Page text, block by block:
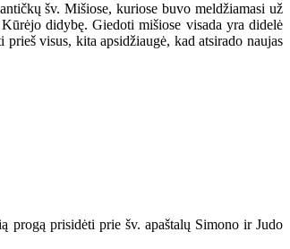
šv. Mišiose, kuriose buvo meldžiamasi už
didybę. Giedoti mišiose visada yra didelė
visus, kita apsidžiaugė, kad atsirado naujas
progą prisidėti prie šv. apaštalų Simono ir Judo